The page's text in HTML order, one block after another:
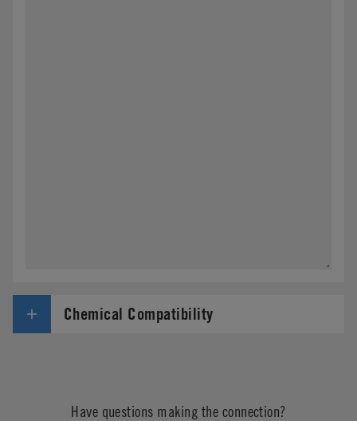
Chemical Compatibility
Have questions making the connection?